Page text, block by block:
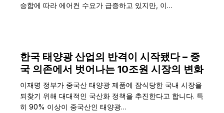
승함에 따라 에어컨 수요가 급증하고 있지만, 이…
한국 태양광 산업의 반격이 시작됐다 – 중
국 의존에서 벗어나는 10조원 시장의 변화
이재명 정부가 중국산 태양광 제품에 잠식당한 국내 시장을
되찾기 위해 대대적인 국산화 정책을 추진한다고 합니다. 특
히 90% 이상이 중국산인 태양광…